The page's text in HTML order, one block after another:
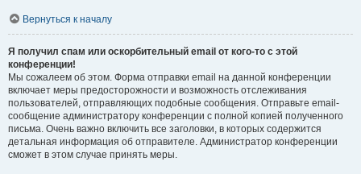
Вернуться к началу
Я получил спам или оскорбительный email от кого-то с этой
конференции!
Мы сожалеем об этом. Форма отправки email на данной конференции
включает меры предосторожности и возможность отслеживания
пользователей, отправляющих подобные сообщения. Отправьте email-
сообщение администратору конференции с полной копией полученного
письма. Очень важно включить все заголовки, в которых содержится
детальная информация об отправителе. Администратор конференции
сможет в этом случае принять меры.